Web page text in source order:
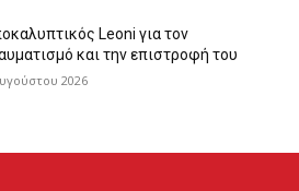
Leoni για τον
και την επιστροφή του
2026